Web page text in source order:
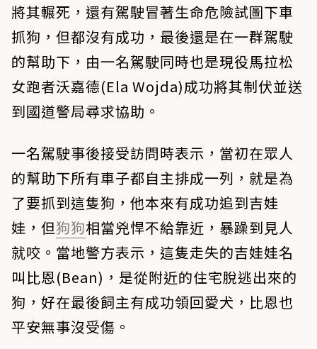
將其輾死，還有駕駛冒著生命危險試圖下車
抓狗，但都沒有成功，最後還是在一群駕駛
的幫助下，由一名駕駛同時也是現役馬拉松
女跑者沃嘉德(Ela Wojda)成功將其制伏並送
到國道警局尋求協助。
一名駕駛事後接受訪問時表示，當初在眾人
的幫助下所有車子都自主排成一列，就是為
了要抓到這隻狗，他本來有成功追到吉娃
娃，但狗狗相當兇悍不給靠近，暴躁到見人
就咬。當地警方表示，這隻走失的吉娃娃名
叫比恩(Bean)，是從附近的住宅脫逃出來的
狗，好在最後飼主有成功領回愛犬，比恩也
平安無事沒受傷。